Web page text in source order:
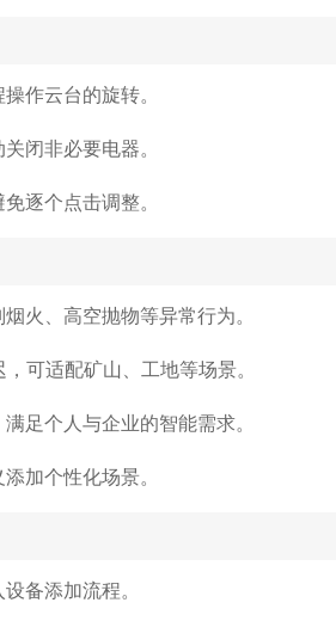
作云台的旋转。
闭非必要电器。
逐个点击调整。
火、高空抛物等异常行为。
可适配矿山、工地等场景。
足个人与企业的智能需求。
加个性化场景。
备添加流程。